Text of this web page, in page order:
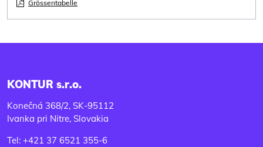
Grössentabelle
KONTUR s.r.o.
Konečná 368/2, SK-95112
Ivanka pri Nitre, Slovakia
Tel: +421 37 6521 355-6